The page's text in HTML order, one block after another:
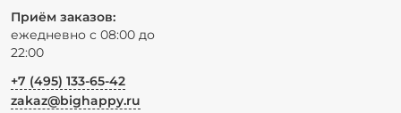
Приём заказов:
ежедневно с 08:00 до
22:00
+7 (495) 133-65-42
zakaz@bighappy.ru